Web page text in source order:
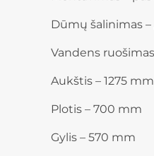
Dūmų šalinimas –
Vandens
Aukštis – 1275 mm
Plotis – 700 mm
Gylis – 570 mm